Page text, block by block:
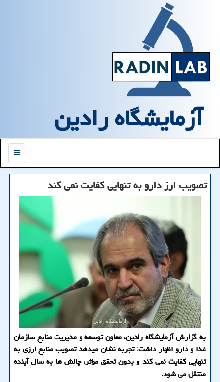
آزمایشگاه رادین
منو
تصویب ارز دارو به تنهایی کفایت نمی کند
به گزارش آزمایشگاه رادین، معاون توسعه و مدیریت منابع سازمان
غذا و دارو اظهار داشت: تجربه نشان میدهد تصویب منابع ارزی به
تنهایی کفایت نمی کند و بدون تحقق مؤثر، چالش ها به سال آینده
منتقل می شود.